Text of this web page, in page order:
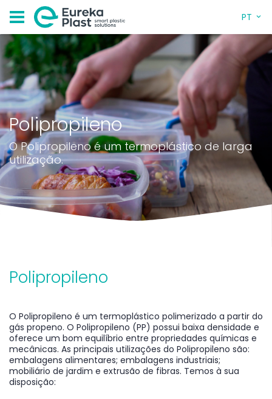
PT
Polipropileno
O Polipropileno é um termoplástico de larga
utilização.
Polipropileno
O Polipropileno é um termoplástico polimerizado a partir do
gás propeno. O Polipropileno (PP) possui baixa densidade e
oferece um bom equilíbrio entre propriedades químicas e
mecânicas. As principais utilizações do Polipropileno são:
embalagens alimentares; embalagens industriais;
mobiliário de jardim e extrusão de fibras. Temos à sua
disposição: